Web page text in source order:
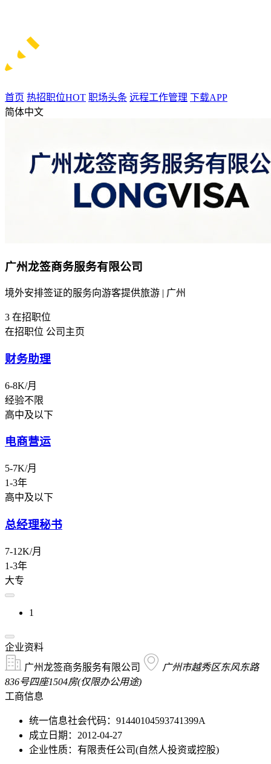
首页 热招职位HOT 职场头条 远程工作管理 下载APP
简体中文
广州龙签商务服务有限公司
境外安排签证的服务向游客提供旅游 | 广州
3 在招职位
在招职位 公司主页
财务助理
6-8K/月
经验不限
高中及以下
电商营运
5-7K/月
1-3年
高中及以下
总经理秘书
7-12K/月
1-3年
大专
1
企业资料
广州龙签商务服务有限公司
广州市越秀区东风东路
836号四座1504房(仅限办公用途)
工商信息
统一信息社会代码：91440104593741399A
成立日期：2012-04-27
企业性质：有限责任公司(自然人投资或控股)